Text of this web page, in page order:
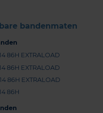
bandenmaten
86H EXTRALOAD
86H EXTRALOAD
86H EXTRALOAD
86H